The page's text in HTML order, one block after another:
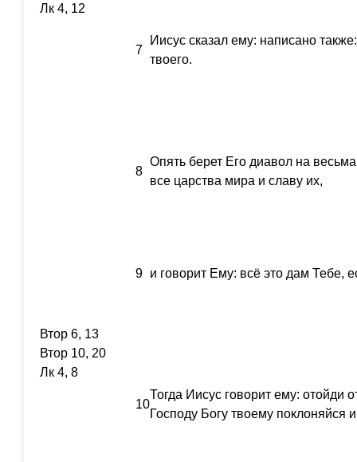
Лк 4, 12
7
Иисус сказал ему: написано
твоего.
8
Опять берет Его диавол на
все царства мира и славу их,
9 и говорит Ему: всё это дам Тебе,
Втор 6, 13
Втор 10, 20
Лк 4, 8
10
Тогда Иисус говорит ему: отойди
Господу Богу твоему поклоняйся